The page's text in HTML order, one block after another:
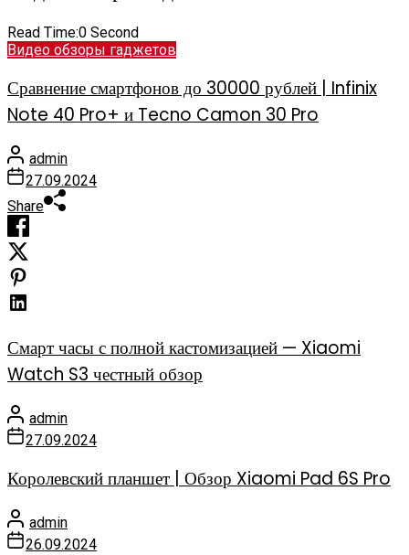
Read Time:0 Second
Видео обзоры гаджетов
Сравнение смартфонов до 30000 рублей | Infinix
Note 40 Pro+ и Tecno Camon 30 Pro
admin
27.09.2024
Share
Смарт часы с полной кастомизацией — Xiaomi
Watch S3 честный обзор
admin
27.09.2024
Королевский планшет | Обзор Xiaomi Pad 6S Pro
admin
26.09.2024